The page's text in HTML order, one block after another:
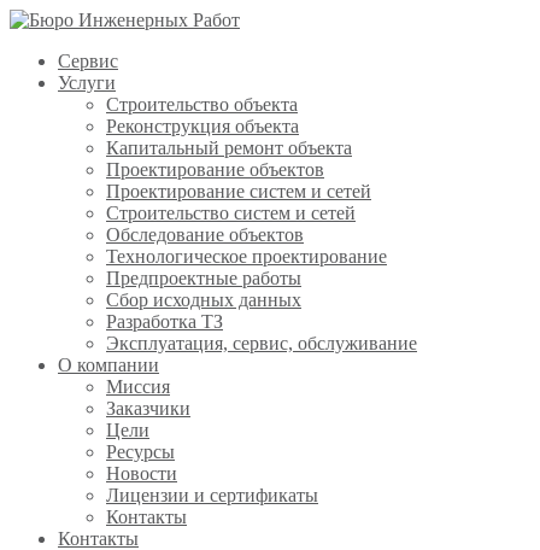
Сервис
Услуги
Строительство объекта
Реконструкция объекта
Капитальный ремонт объекта
Проектирование объектов
Проектирование систем и сетей
Строительство систем и сетей
Обследование объектов
Технологическое проектирование
Предпроектные работы
Сбор исходных данных
Разработка ТЗ
Эксплуатация, сервис, обслуживание
О компании
Миссия
Заказчики
Цели
Ресурсы
Новости
Лицензии и сертификаты
Контакты
Контакты